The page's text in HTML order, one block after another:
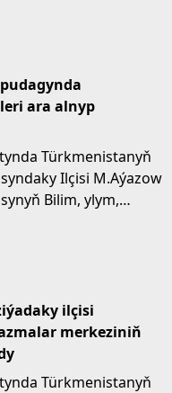
ara alnyp
Türkmenistanyň
Ilçisi M.Aýazow
Bilim, ylym,
ilçisi
merkeziniň
Türkmenistanyň